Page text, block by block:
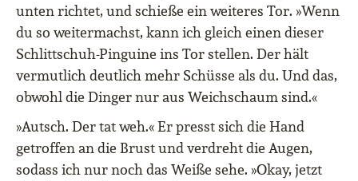
unten richtet, und schieße ein weiteres Tor. »Wenn
du so weitermachst, kann ich gleich einen dieser
Schlittschuh-Pinguine ins Tor stellen. Der hält
vermutlich deutlich mehr Schüsse als du. Und das,
obwohl die Dinger nur aus Weichschaum sind.«
»Autsch. Der tat weh.« Er presst sich die Hand
getroffen an die Brust und verdreht die Augen,
sodass ich nur noch das Weiße sehe. »Okay, jetzt